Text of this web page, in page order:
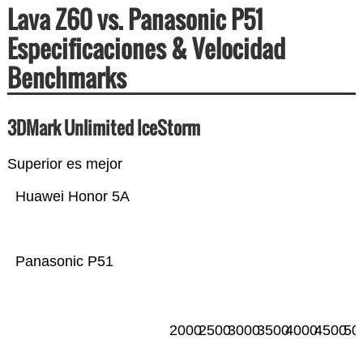
Lava Z60 vs. Panasonic P51
Especificaciones & Velocidad
Benchmarks
3DMark Unlimited IceStorm
Superior es mejor
Panasonic P51
Huawei Honor 5A
200025003000350040004500